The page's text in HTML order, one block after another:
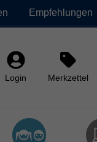
Empfehlungen
Login Merkzettel